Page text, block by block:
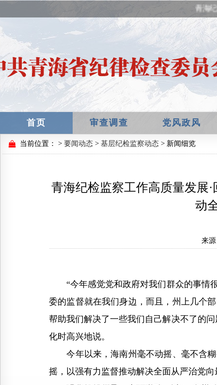
青海
首页 审查调查 党风政风
当前位置： > 要闻动态 > 基层纪检监察动态 > 新闻细览
青海纪检监察工作高质量发展
动
来
“今年感觉党和政府对我们群众的事情很
委的监督就在我们身边，而且，州上几个
帮助我们解决了一些我们自己解决不了的
化时高兴地说。
今年以来，海南州毫不动摇、毫不含糊
摇，以强有力监督推动解决全面从严治党